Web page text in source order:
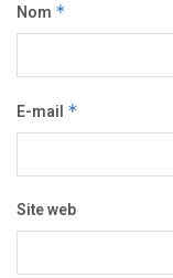
Nom *
E-mail *
Site web